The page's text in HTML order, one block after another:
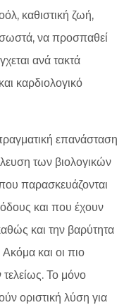
καθιστική ζωή,
σωστά, να προσπαθεί
ανά τακτά
καρδιολογικό
επανάσταση
των βιολογικών
παρασκευάζονται
και που έχουν
και την βαρύτητα
και οι πιο
Το μόνο
οριστική λύση για